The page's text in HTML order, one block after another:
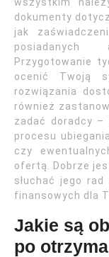
dokumenty
jak
posiadanych
Przygotowanie
ocenić Twoją
rozwiązania
również
zadać doradcy
procesu
czy
ofertą. Dobrze
słuchać jego
finansowych dla
Jakie są
po